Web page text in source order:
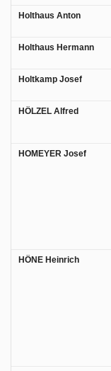
Holthaus Anton
Holthaus Hermann
Holtkamp Josef
HÖLZEL Alfred
HOMEYER Josef
HÖNE Heinrich